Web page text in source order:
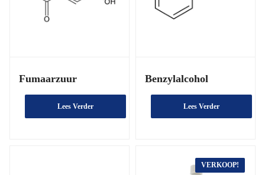
Fumaarzuur
Lees Verder
Benzylalcohol
Lees Verder
VERKOOP!